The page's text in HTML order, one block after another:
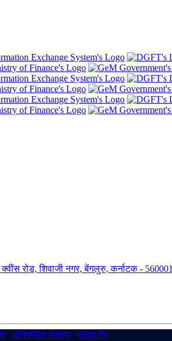
रोड, शिवाजी नगर, बेंगलुरु, कर्नाटक - 560001
| अभिगम्यता वक्तव्य |साइट मैप